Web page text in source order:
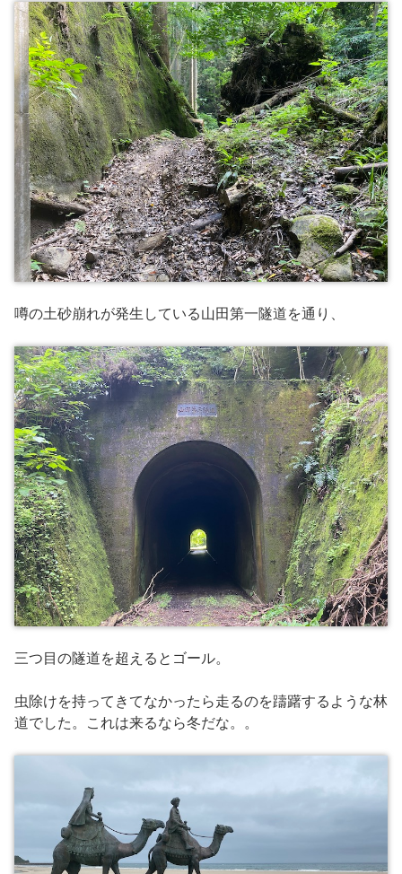
噂の土砂崩れが発生している山田第一隧道を通り、
三つ目の隧道を超えるとゴール。
虫除けを持ってきてなかったら走るのを躊躇するような林
道でした。これは来るなら冬だな。。